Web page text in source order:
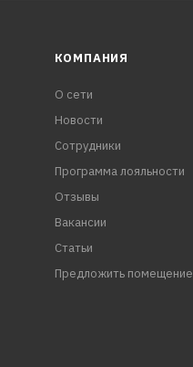
КОМПАНИЯ
О сети
Новости
Сотрудники
Программа лояльности
Отзывы
Вакансии
Статьи
Предложить помещение